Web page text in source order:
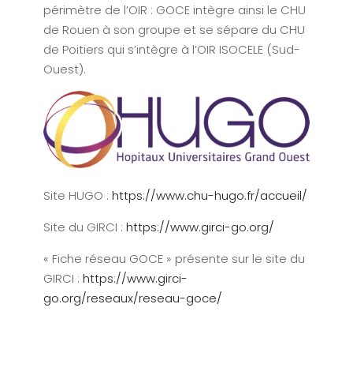
périmètre de l’OIR : GOCE intègre ainsi le CHU
de Rouen à son groupe et se sépare du CHU
de Poitiers qui s’intègre à l’OIR ISOCELE (Sud-
Ouest).
Site HUGO : https://www.chu-hugo.fr/accueil/
Site du GIRCI : https://www.girci-go.org/
« Fiche réseau GOCE » présente sur le site du
GIRCI : https://www.girci-
go.org/reseaux/reseau-goce/